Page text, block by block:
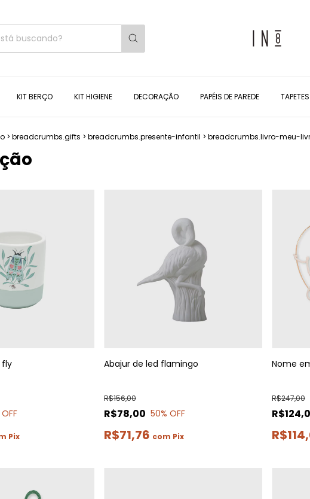
KIT BERÇO KIT HIGIENE DECORAÇÃO PAPÉIS DE PAREDE TAPETES
> breadcrumbs.gifts > breadcrumbs.presente-infantil > breadcrumbs.livro-meu-
fly
Pix
Abajur de led flamingo
R$78,00
R$156,00
50% OFF
R$71,76 com Pix
Nome
R$247,00